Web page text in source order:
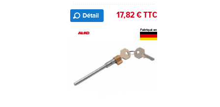
Détail 17,82 € TTC